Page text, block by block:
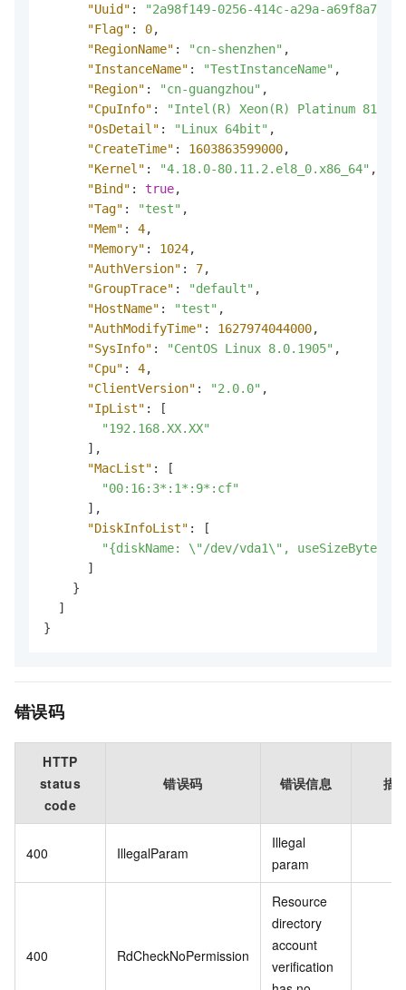
"Uuid" :
"2a98f149-0256-414c-a29a-
"Flag" : 0,
"RegionName" : "cn-shenzhen" ,
"InstanceName" : "TestInstanceName" ,
"Region" : "cn-guangzhou" ,
"CpuInfo" :
"Intel(R) Xeon(R) Platinum 8163
"OsDetail" : "Linux 64bit" ,
"CreateTime" : 1603863599000,
"Kernel" : "4.18.0-80.11.2.el8_0.x86_64" ,
"Bind" : true,
"Tag" : "test" ,
"Mem" : 4,
"Memory" : 1024,
"AuthVersion" : 7,
"GroupTrace" : "default" ,
"HostName" : "test" ,
"AuthModifyTime" : 1627974044000,
"SysInfo" : "CentOS Linux 8.0.1905" ,
"Cpu" : 4,
"ClientVersion" : "2.0.0" ,
"IpList" :
[
"192.168.XX.XX"
] ,
"MacList" :
[
"00:16:3*:1*:9*:cf"
] ,
"DiskInfoList" :
[
"{diskName: \"/dev/vda1\", useSizeByte:
]
}
]
}
错误码
HTTP
status
code
错误码 错误信息 描
400 IllegalParam
Illegal
param
400 RdCheckNoPermission
Resource
directory
account
verification